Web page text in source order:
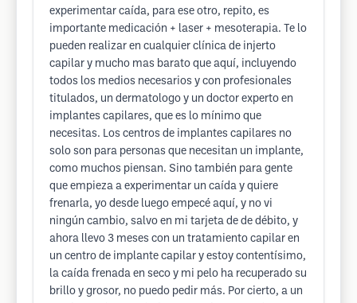
experimentar caída, para ese otro, repito, es
importante medicación + laser + mesoterapia. Te lo
pueden realizar en cualquier clínica de injerto
capilar y mucho mas barato que aquí, incluyendo
todos los medios necesarios y con profesionales
titulados, un dermatologo y un doctor experto en
implantes capilares, que es lo mínimo que
necesitas. Los centros de implantes capilares no
solo son para personas que necesitan un implante,
como muchos piensan. Sino también para gente
que empieza a experimentar un caída y quiere
frenarla, yo desde luego empecé aquí, y no vi
ningún cambio, salvo en mi tarjeta de de débito, y
ahora llevo 3 meses con un tratamiento capilar en
un centro de implante capilar y estoy contentísimo,
la caída frenada en seco y mi pelo ha recuperado su
brillo y grosor, no puedo pedir más. Por cierto, a un